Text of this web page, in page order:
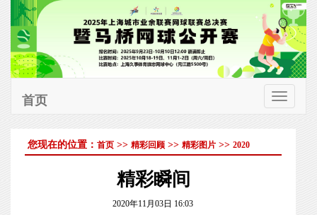
切
首页
您现在的位置：首页 >>精彩回顾 >>精彩图片 >>2020
精彩瞬间
2020年11月03日 16:03